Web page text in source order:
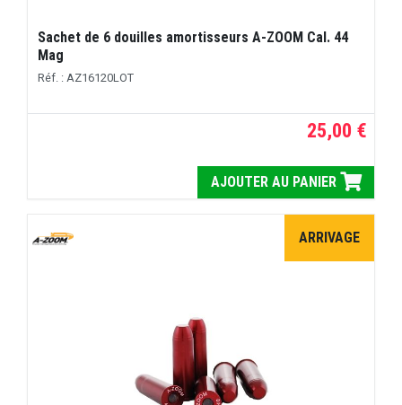
Sachet de 6 douilles amortisseurs A-ZOOM Cal. 44
Mag
Réf. : AZ16120LOT
25,00 €
AJOUTER AU PANIER
ARRIVAGE